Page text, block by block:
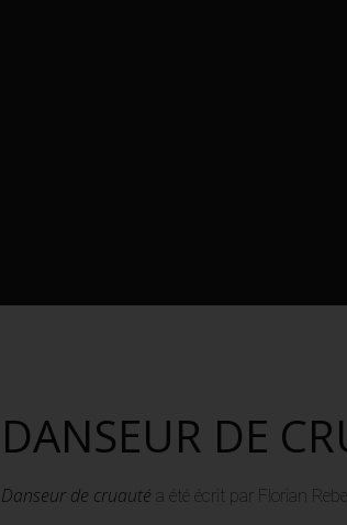
DANSEUR DE
Danseur de cruauté a été écrit par Florian